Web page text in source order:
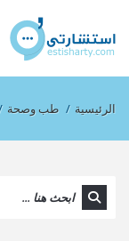
الرئيسية / طب وصحة